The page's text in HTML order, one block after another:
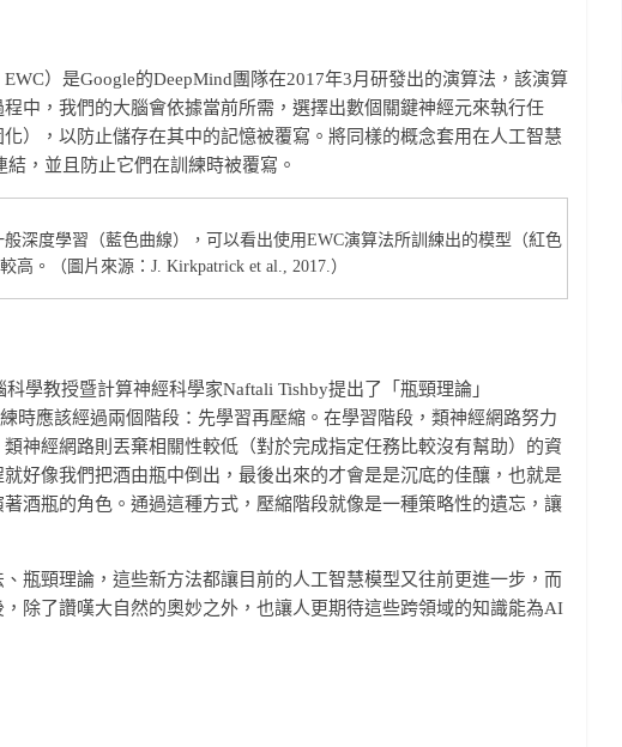
）是Google的DeepMind團隊在2017年3月研發出的演算法，該演算
中，我們的大腦會依據當前所需，選擇出數個關鍵神經元來執行任
），以防止儲存在其中的記憶被覆寫。將同樣的概念套用在人工智慧
結，並且防止它們在訓練時被覆寫。
深度學習（藍色曲線），可以看出使用EWC演算法所訓練出的模型（紅色
高。（圖片來源：J. Kirkpatrick et al., 2017.）
學教授暨計算神經科學家Naftali Tishby提出了「瓶頸理論」
時應該經過兩個階段：先學習再壓縮。在學習階段，類神經網路努力
神經網路則丟棄相關性較低（對於完成指定任務比較沒有幫助）的資
好像我們把酒由瓶中倒出，最後出來的才會是是沉底的佳釀，也就是
酒瓶的角色。通過這種方式，壓縮階段就像是一種策略性的遺忘，讓
瓶頸理論，這些新方法都讓目前的人工智慧模型又往前更進一步，而
除了讚嘆大自然的奧妙之外，也讓人更期待這些跨領域的知識能為AI